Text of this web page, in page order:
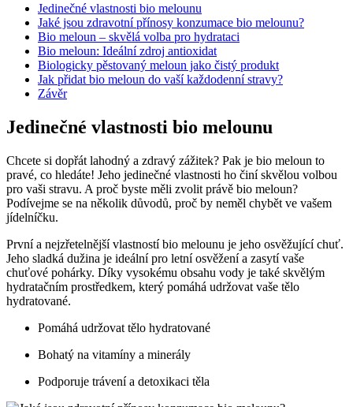
Jedinečné vlastnosti bio melounu
Jaké jsou zdravotní přínosy konzumace bio melounu?
Bio meloun – skvělá ⁣volba pro ⁣hydrataci
Bio meloun: ⁤Ideální zdroj antioxidat
Biologicky pěstovaný meloun jako ⁢čistý ⁣produkt
Jak ⁣přidat bio ⁣meloun ⁤do vaší každodenní stravy?
Závěr
Jedinečné vlastnosti bio melounu
Chcete si dopřát lahodný a zdravý zážitek?‍ Pak je bio⁤ meloun to
pravé, co ⁢hledáte! Jeho⁢ jedinečné vlastnosti ‌ho činí skvělou ⁣volbou
pro vaši stravu. A proč⁤ byste měli zvolit právě bio meloun?
Podívejme se na⁤ několik důvodů, proč by neměl chybět ve vašem
jídelníčku.
První a nejzřetelnější vlastností bio ⁢melounu je jeho osvěžující chuť.
⁤Jeho sladká‌ dužina je ideální pro letní osvěžení a⁤ zasytí ​vaše
chuťové pohárky. Díky vysokému obsahu vody je ‌také skvělým
hydratačním⁤ prostředkem, který pomáhá udržovat vaše tělo
hydratované.
Pomáhá udržovat tělo hydratované
Bohatý na vitamíny a ‌minerály
Podporuje trávení a ‍detoxikaci těla